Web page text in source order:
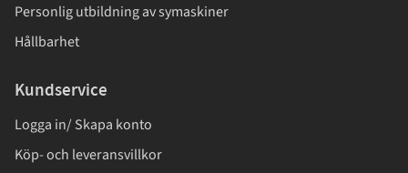
Personlig utbildning av symaskiner
Hållbarhet
Kundservice
Logga in/ Skapa konto
Köp- och leveransvillkor